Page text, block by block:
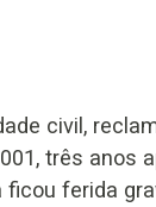
civil,
três anos
ficou ferida